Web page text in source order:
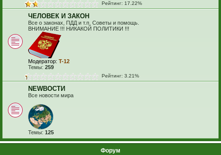
Рейтинг: 17.22%
ЧЕЛОВЕК И ЗАКОН
Все о законах, ПДД и т.п. Советы и помощь.
ВНИМАНИЕ !!! НИКАКОЙ ПОЛИТИКИ !!!
Модератор: T-12
Темы: 259
Рейтинг: 3.21%
NEWВОСТИ
Все новости мира
Темы: 125
Форум